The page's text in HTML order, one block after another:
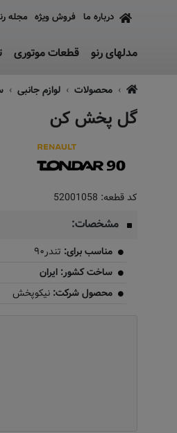
درباره ما فروش ویژه مجله
مدلهای رنو قطعات موتوری
محصولات لوازم جانبی
گل پخش کن
کد قطعه: 52001058
مشخصات:
مناسب برای: تندر۹۰
ساخت کشور: ایران
محصول شرکت: نیکوپخش